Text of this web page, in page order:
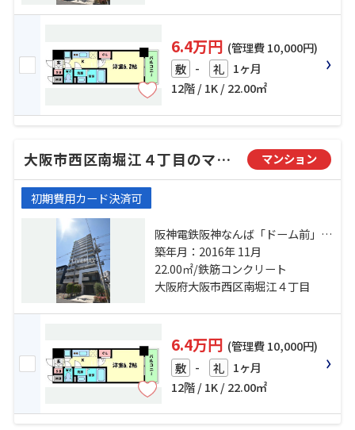
6.4万円 (管理費 10,000円)
敷 - 礼 1ヶ月
12階 / 1K / 22.00㎡
大阪市西区南堀江４丁目のマンション マンション
初期費用カード決済可
阪神電鉄阪神なんば「ドーム前」
駅 徒歩7分 阪神電鉄阪神なんば「桜
川」駅 徒歩8分 地下鉄長堀鶴見緑地
「ドーム前千代崎」駅 徒歩6分
築年月：2016年 11月
22.00㎡/鉄筋コンクリート
大阪府大阪市西区南堀江４丁目
6.4万円 (管理費 10,000円)
敷 - 礼 1ヶ月
12階 / 1K / 22.00㎡